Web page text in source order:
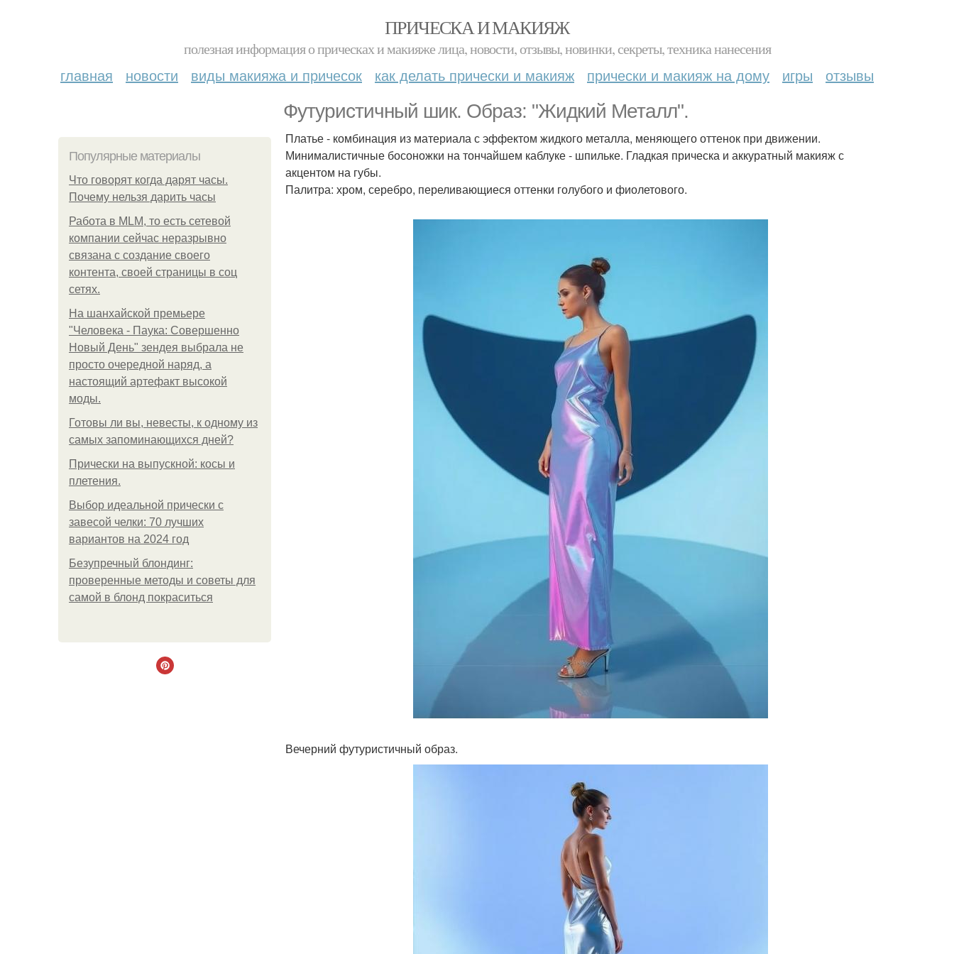
ПРИЧЕСКА И МАКИЯЖ
полезная информация о прическах и макияже лица, новости, отзывы, новинки, секреты, техника нанесения
главная новости виды макияжа и причесок как делать прически и макияж прически и макияж на дому игры отзывы
Футуристичный шик. Образ: "Жидкий Металл".
Популярные материалы
Что говорят когда дарят часы.
Почему нельзя дарить часы
Работа в MLM, то есть сетевой
компании сейчас неразрывно
связана с создание своего
контента, своей страницы в соц
сетях.
На шанхайской премьере
"Человека - Паука: Совершенно
Новый День" зендея выбрала не
просто очередной наряд, а
настоящий артефакт высокой
моды.
Готовы ли вы, невесты, к одному из
самых запоминающихся дней?
Прически на выпускной: косы и
плетения.
Выбор идеальной прически с
завесой челки: 70 лучших
вариантов на 2024 год
Безупречный блондинг:
проверенные методы и советы для
самой в блонд покраситься
Платье - комбинация из материала с эффектом жидкого металла, меняющего оттенок при движении.
Минималистичные босоножки на тончайшем каблуке - шпильке. Гладкая прическа и аккуратный макияж с
акцентом на губы.
Палитра: хром, серебро, переливающиеся оттенки голубого и фиолетового.
Вечерний футуристичный образ.